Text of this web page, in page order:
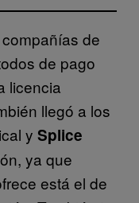
de
de pago
licencia
llegó a los
y Splice
ya que
está el de